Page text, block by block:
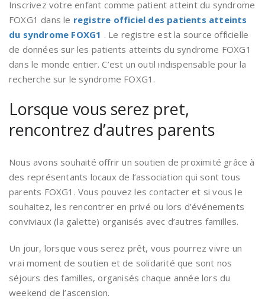
Inscrivez votre enfant comme patient atteint du syndrome
FOXG1 dans le registre officiel des patients atteints
du syndrome FOXG1 . Le registre est la source officielle
de données sur les patients atteints du syndrome FOXG1
dans le monde entier. C’est un outil indispensable pour la
recherche sur le syndrome FOXG1.
Lorsque vous serez pret,
rencontrez d’autres parents
Nous avons souhaité offrir un soutien de proximité grâce à
des représentants locaux de l’association qui sont tous
parents FOXG1. Vous pouvez les contacter et si vous le
souhaitez, les rencontrer en privé ou lors d’événements
conviviaux (la galette) organisés avec d’autres familles.
Un jour, lorsque vous serez prêt, vous pourrez vivre un
vrai moment de soutien et de solidarité que sont nos
séjours des familles, organisés chaque année lors du
weekend de l’ascension.